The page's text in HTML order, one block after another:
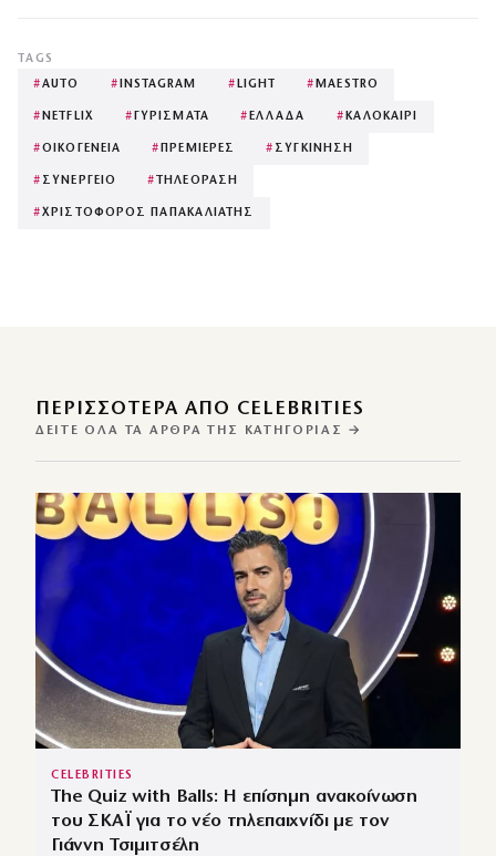
TAGS
#AUTO # INSTAGRAM # LIGHT # MAESTRO
# NETFLIX # ΓΥΡΙΣΜΑΤΑ # ΕΛΛΑΔΑ # ΚΑΛΟΚΑΙΡΙ
#ΟΙΚΟΓΕΝΕΙΑ # ΠΡΕΜΙΕΡΕΣ # ΣΥΓΚΙΝΗΣΗ
# ΣΥΝΕΡΓΕΙΟ # ΤΗΛΕΟΡΑΣΗ
#ΧΡΙΣΤΟΦΟΡΟΣ ΠΑΠΑΚΑΛΙΑΤΗΣ
ΠΕΡΙΣΣΌΤΕΡΑ ΑΠΌ CELEBRITIES
ΔΕΊΤΕ ΌΛΑ ΤΑ ΆΡΘΡΑ ΤΗΣ ΚΑΤΗΓΟΡΊΑΣ →
CELEBRITIES
The Quiz with Balls: Η επίσημη ανακοίνωση
του ΣΚΑΪ για το νέο τηλεπαιχνίδι με τον
Γιάννη Τσιμιτσέλη